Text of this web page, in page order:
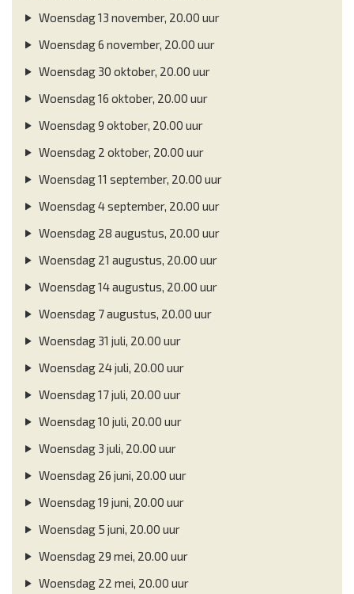
Woensdag 13 november, 20.00 uur
Woensdag 6 november, 20.00 uur
Woensdag 30 oktober, 20.00 uur
Woensdag 16 oktober, 20.00 uur
Woensdag 9 oktober, 20.00 uur
Woensdag 2 oktober, 20.00 uur
Woensdag 11 september, 20.00 uur
Woensdag 4 september, 20.00 uur
Woensdag 28 augustus, 20.00 uur
Woensdag 21 augustus, 20.00 uur
Woensdag 14 augustus, 20.00 uur
Woensdag 7 augustus, 20.00 uur
Woensdag 31 juli, 20.00 uur
Woensdag 24 juli, 20.00 uur
Woensdag 17 juli, 20.00 uur
Woensdag 10 juli, 20.00 uur
Woensdag 3 juli, 20.00 uur
Woensdag 26 juni, 20.00 uur
Woensdag 19 juni, 20.00 uur
Woensdag 5 juni, 20.00 uur
Woensdag 29 mei, 20.00 uur
Woensdag 22 mei, 20.00 uur